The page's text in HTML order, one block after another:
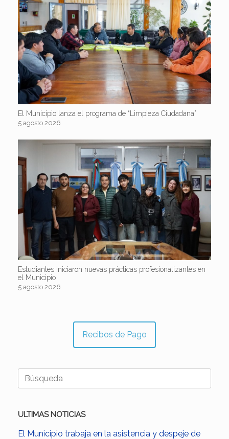
El Municipio lanza el programa de “Limpieza Ciudadana”
5 agosto 2026
Estudiantes iniciaron nuevas prácticas profesionalizantes en
el Municipio
5 agosto 2026
Recibos de Pago
Buscar:
ULTIMAS NOTICIAS
El Municipio trabaja en la asistencia y despeje de